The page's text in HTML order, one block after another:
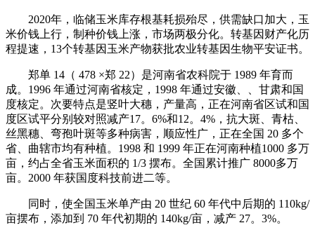
2020年，临储玉米库存根基耗损殆尽，供需缺口加大，玉
米价钱上行，制种价钱上涨，市场两极分化。转基因财产化历
程提速，13个转基因玉米产物获批农业转基因生物平安证书。
郑单 14（ 478 ×郑 22）是河南省农科院于 1989 年育而
成。1996 年通过河南省核定，1998 年通过安徽、、甘肃和国
度核定。次要特点是竖叶大穗，产量高，正在河南省区试和国
度区试平分别较对照减产17。6%和12。4%，抗大斑、青枯、
丝黑穗、弯孢叶斑等多种病害，顺应性广，正在全国 20 多个
省、曲辖市均有种植。1998 和 1999 年正在河南种植1000 多万
亩，约占全省玉米面积的 1/3 摆布。全国累计推广 8000多万
亩。2000 年获国度科技前进二等。
同时，使全国玉米单产由 20 世纪 60 年代中后期的 110kg/
亩摆布，添加到 70 年代初期的 140kg/亩，减产 27。3%。